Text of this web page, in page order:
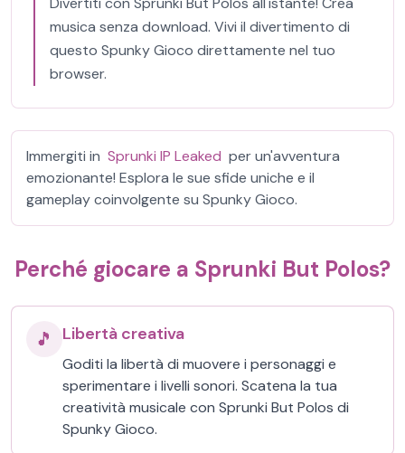
musica senza download. Vivi il divertimento di
questo Spunky Gioco direttamente nel tuo
browser.
Immergiti in Sprunki IP Leaked per un'avventura
emozionante! Esplora le sue sfide uniche e il
gameplay coinvolgente su Spunky Gioco.
Perché giocare a Sprunki But Polos?
🎵 Libertà creativa
Goditi la libertà di muovere i personaggi e
sperimentare i livelli sonori. Scatena la tua
creatività musicale con Sprunki But Polos di
Spunky Gioco.